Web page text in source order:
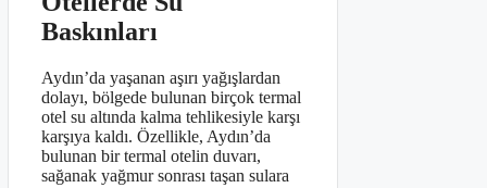
Baskınları
Aydın’da yaşanan aşırı yağışlardan
dolayı, bölgede bulunan birçok termal
otel su altında kalma tehlikesiyle karşı
karşıya kaldı. Özellikle, Aydın’da
bulunan bir termal otelin duvarı,
sağanak yağmur sonrası taşan sulara